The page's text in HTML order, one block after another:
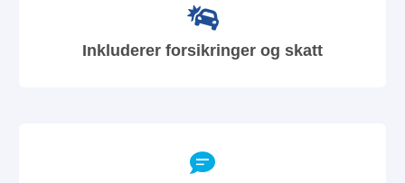
Inkluderer forsikringer og skatt